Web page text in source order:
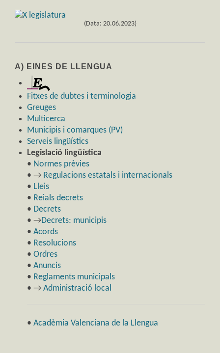
(Data: 20.06.2023)
A) EINES DE LLENGUA
Fitxes de dubtes i terminologia
Greuges
Multicerca
Municipis i comarques (PV)
Serveis lingüístics
Legislació lingüística
• Normes prèvies
• → Regulacions estatals i internacionals
• Lleis
• Reials decrets
• Decrets
• →Decrets: municipis
• Acords
• Resolucions
• Ordres
• Anuncis
• Reglaments municipals
• → Administració local
• Acadèmia Valenciana de la Llengua